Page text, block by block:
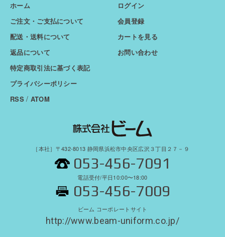
ホーム
ご注文・ご支払について
配送・送料について
返品について
特定商取引法に基づく表記
プライバシーポリシー
RSS/ ATOM
ログイン
会員登録
カートを見る
お問い合わせ
［本社］〒432-8013 静岡県浜松市中央区広沢３丁目２７－９
053-456-7091
電話受付/平日10:00〜18:00
053-456-7009
ビーム コーポレートサイト
http://www.beam-uniform.co.jp/